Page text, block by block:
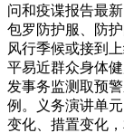
问和疫谍报告最
包罗防护服、防
风行季候或接到
平易近群众身体
发事务监测取预
例。义务演讲单
变化、措置变化